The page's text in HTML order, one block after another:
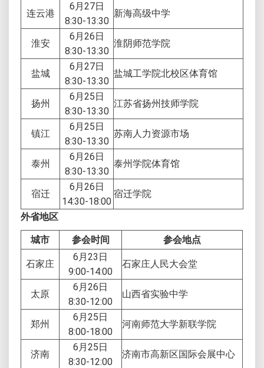
连云港
6月27日
8:30-13:30
新海高级中学
淮安
6月26日
8:30-13:30
淮阴师范学院
盐城
6月27日
8:30-13:30
盐城工学院北校区体育馆
扬州
6月25日
8:30-13:30
江苏省扬州技师学院
镇江
6月25日
8:30-13:30
苏南人力资源市场
泰州
6月26日
8:30-13:30
泰州学院体育馆
宿迁
6月26日
14:30-18:00
宿迁学院
外省地区
城市 参会时间 参会地点
石家庄
6月23日
9:00-14:00
石家庄人民大会堂
太原
6月26日
8:30-12:00
山西省实验中学
郑州
6月25日
8:00-18:00
河南师范大学新联学院
济南
6月25日
8:30-12:00
济南市高新区国际会展中心